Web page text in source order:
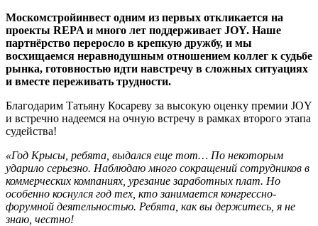
Москомстройинвест одним из первых откликается на
проекты REPA и много лет поддерживает JOY. Наше
партнёрство переросло в крепкую дружбу, и мы
восхищаемся неравнодушным отношением коллег к судьбе
рынка, готовностью идти навстречу в сложных ситуациях
и вместе переживать трудности.
Благодарим Татьяну Косареву за высокую оценку премии JOY
и встречно надеемся на очную встречу в рамках второго этапа
судейства!
«Год Крысы, ребята, выдался еще тот… По некоторым
ударило серьезно. Наблюдаю много сокращений сотрудников в
коммерческих компаниях, урезание заработных плат. Но
особенно коснулся год тех, кто занимается конгрессно-
форумной деятельностью. Ребята, как вы держитесь, я не
знаю, честно!